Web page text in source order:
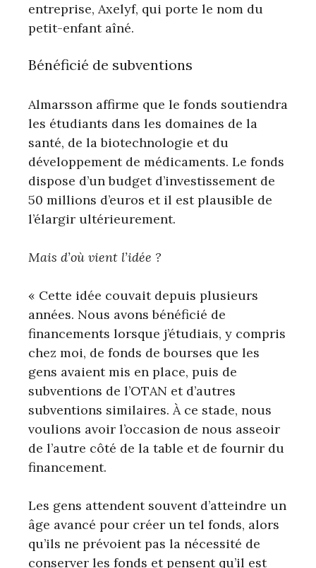
entreprise, Axelyf, qui porte le nom du
petit-enfant aîné.
Bénéficié de subventions
Almarsson affirme que le fonds soutiendra
les étudiants dans les domaines de la
santé, de la biotechnologie et du
développement de médicaments. Le fonds
dispose d’un budget d’investissement de
50 millions d’euros et il est plausible de
l’élargir ultérieurement.
Mais d’où vient l’idée ?
« Cette idée couvait depuis plusieurs
années. Nous avons bénéficié de
financements lorsque j’étudiais, y compris
chez moi, de fonds de bourses que les
gens avaient mis en place, puis de
subventions de l’OTAN et d’autres
subventions similaires. À ce stade, nous
voulions avoir l’occasion de nous asseoir
de l’autre côté de la table et de fournir du
financement.
Les gens attendent souvent d’atteindre un
âge avancé pour créer un tel fonds, alors
qu’ils ne prévoient pas la nécessité de
conserver les fonds et pensent qu’il est